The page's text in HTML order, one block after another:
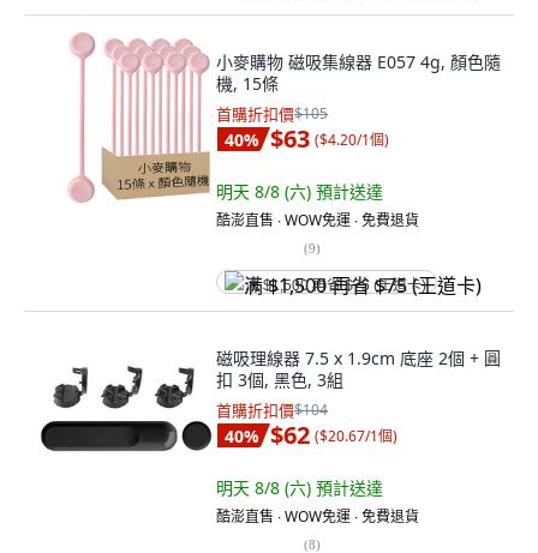
小麥購物 磁吸集線器 E057 4g, 顏色隨
機, 15條
首購折扣價$105
40% $63 ($4.20/1個)
明天 8/8 (六) 預計送達
酷澎直售 ∙ WOW免運 ∙ 免費退貨
(9)
满 $1,500 再省 $75 (王道卡)
磁吸理線器 7.5 x 1.9cm 底座 2個 + 圓
扣 3個, 黑色, 3組
首購折扣價$104
40% $62 ($20.67/1個)
明天 8/8 (六) 預計送達
酷澎直售 ∙ WOW免運 ∙ 免費退貨
(8)